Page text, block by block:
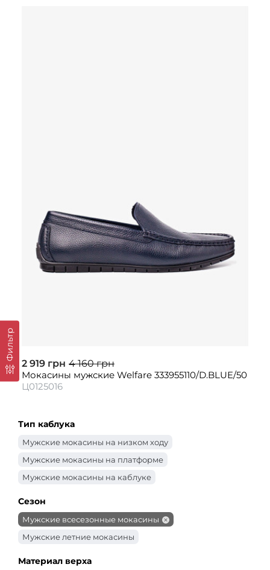
Фильтр
2 919 грн 4 160 грн
Мокасины мужские Welfare 333955110/D.BLUE/50
Ц0125016
Тип каблука
Мужские мокасины на низком ходу
Мужские мокасины на платформе
Мужские мокасины на каблуке
Сезон
Мужские всесезонные мокасины
Мужские летние мокасины
Материал верха